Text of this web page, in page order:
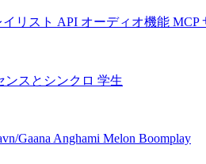
イリスト API オーディオ機能 MCP
ンスとシンクロ 学生
Gaana Anghami Melon Boomplay